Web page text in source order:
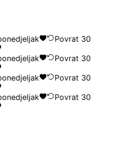
Povrat 30
Povrat 30
Povrat 30
Povrat 30